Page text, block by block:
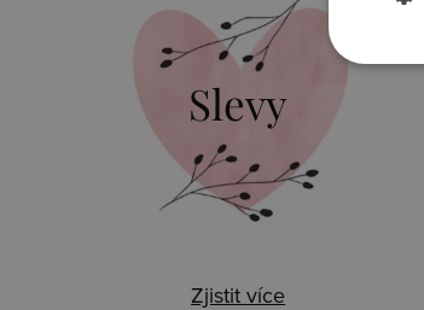
Slevy
Zjistit více